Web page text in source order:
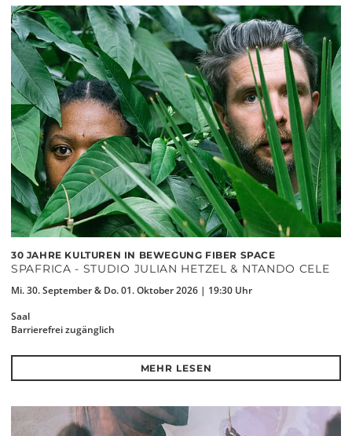
30 JAHRE KULTUREN IN BEWEGUNG FIBER SPACE
SPAFRICA - STUDIO JULIAN HETZEL & NTANDO CELE
Mi. 30. September & Do. 01. Oktober 2026 | 19:30 Uhr
Saal
Barrierefrei zugänglich
MEHR LESEN